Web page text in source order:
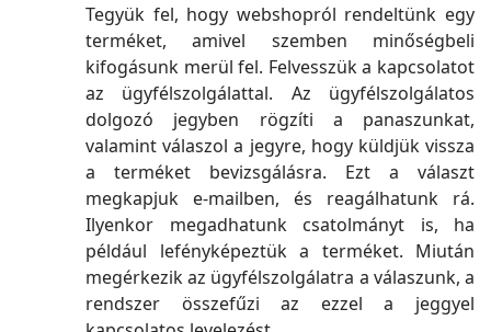
Tegyük fel, hogy webshopról rendeltünk egy
terméket, amivel szemben minőségbeli
kifogásunk merül fel. Felvesszük a kapcsolatot
az ügyfélszolgálattal. Az ügyfélszolgálatos
dolgozó jegyben rögzíti a panaszunkat,
valamint válaszol a jegyre, hogy küldjük vissza
a terméket bevizsgálásra. Ezt a választ
megkapjuk e-mailben, és reagálhatunk rá.
Ilyenkor megadhatunk csatolmányt is, ha
például lefényképeztük a terméket. Miután
megérkezik az ügyfélszolgálatra a válaszunk, a
rendszer összefűzi az ezzel a jeggyel